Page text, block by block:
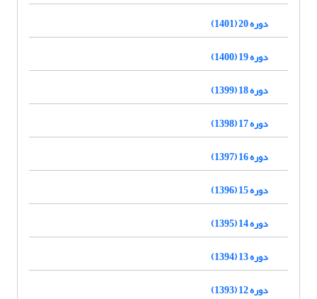
دوره 20 (1401)
دوره 19 (1400)
دوره 18 (1399)
دوره 17 (1398)
دوره 16 (1397)
دوره 15 (1396)
دوره 14 (1395)
دوره 13 (1394)
دوره 12 (1393)